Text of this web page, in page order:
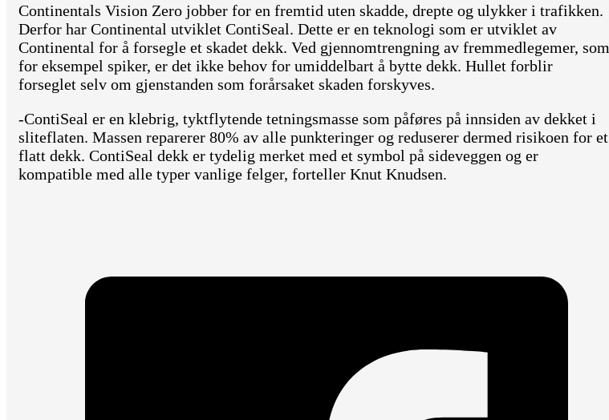
Continentals Vision Zero jobber for en fremtid uten skadde, drepte og ulykker i trafikken.
Derfor har Continental utviklet ContiSeal. Dette er en teknologi som er utviklet av
Continental for å forsegle et skadet dekk. Ved gjennomtrengning av fremmedlegemer, som
for eksempel spiker, er det ikke behov for umiddelbart å bytte dekk. Hullet forblir
forseglet selv om gjenstanden som forårsaket skaden forskyves.
-ContiSeal er en klebrig, tyktflytende tetningsmasse som påføres på innsiden av dekket i
sliteflaten. Massen reparerer 80% av alle punkteringer og reduserer dermed risikoen for et
flatt dekk. ContiSeal dekk er tydelig merket med et symbol på sideveggen og er
kompatible med alle typer vanlige felger, forteller Knut Knudsen.